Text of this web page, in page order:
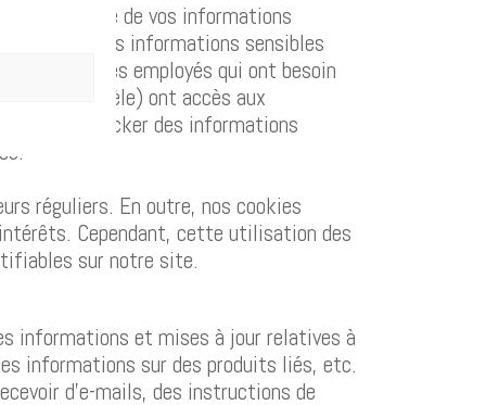
la sécurité de vos informations
protéger les informations sensibles
Seuls les employés qui ont besoin
à la clientèle) ont accès aux
pour stocker des informations
réguliers. En outre, nos cookies
Cependant, cette utilisation des
sur notre site.
informations et mises à jour relatives à
informations sur des produits liés, etc.
d’e-mails, des instructions de